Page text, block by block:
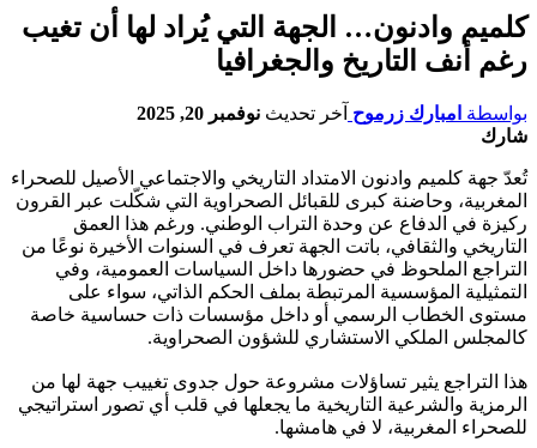
كلميم وادنون… الجهة التي يُراد لها أن تغيب
رغم أنف التاريخ والجغرافيا
بواسطة امبارك زرموح آخر تحديث نوفمبر 20, 2025
شارك
تُعدّ جهة كلميم وادنون الامتداد التاريخي والاجتماعي الأصيل للصحراء
المغربية، وحاضنة كبرى للقبائل الصحراوية التي شكّلت عبر القرون
ركيزة في الدفاع عن وحدة التراب الوطني. ورغم هذا العمق
التاريخي والثقافي، باتت الجهة تعرف في السنوات الأخيرة نوعًا من
التراجع الملحوظ في حضورها داخل السياسات العمومية، وفي
التمثيلية المؤسسية المرتبطة بملف الحكم الذاتي، سواء على
مستوى الخطاب الرسمي أو داخل مؤسسات ذات حساسية خاصة
كالمجلس الملكي الاستشاري للشؤون الصحراوية.
هذا التراجع يثير تساؤلات مشروعة حول جدوى تغييب جهة لها من
الرمزية والشرعية التاريخية ما يجعلها في قلب أي تصور استراتيجي
للصحراء المغربية، لا في هامشها.